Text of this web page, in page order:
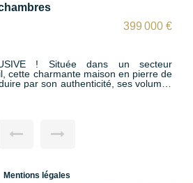
4 chambres
345 000
de Chantilly. Cette maison
située dans un environnement calme
le bien, offrant de nombreux
et fonctionnelle, à seulement 15
Mentions légales